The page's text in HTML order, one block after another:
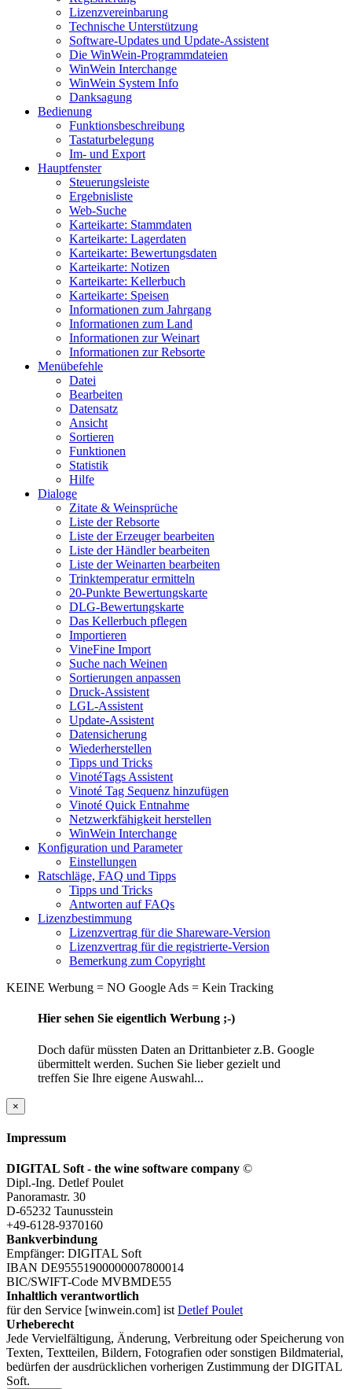
Lizenzvereinbarung
Technische Unterstützung
Software-Updates und Update-Assistent
Die WinWein-Programmdateien
WinWein Interchange
WinWein System Info
Danksagung
Bedienung
Funktionsbeschreibung
Tastaturbelegung
Im- und Export
Hauptfenster
Steuerungsleiste
Ergebnisliste
Web-Suche
Karteikarte: Stammdaten
Karteikarte: Lagerdaten
Karteikarte: Bewertungsdaten
Karteikarte: Notizen
Karteikarte: Kellerbuch
Karteikarte: Speisen
Informationen zum Jahrgang
Informationen zum Land
Informationen zur Weinart
Informationen zur Rebsorte
Menübefehle
Datei
Bearbeiten
Datensatz
Ansicht
Sortieren
Funktionen
Statistik
Hilfe
Dialoge
Zitate & Weinsprüche
Liste der Rebsorte
Liste der Erzeuger bearbeiten
Liste der Händler bearbeiten
Liste der Weinarten bearbeiten
Trinktemperatur ermitteln
20-Punkte Bewertungskarte
DLG-Bewertungskarte
Das Kellerbuch pflegen
Importieren
VineFine Import
Suche nach Weinen
Sortierungen anpassen
Druck-Assistent
LGL-Assistent
Update-Assistent
Datensicherung
Wiederherstellen
Tipps und Tricks
VinotéTags Assistent
Vinoté Tag Sequenz hinzufügen
Vinoté Quick Entnahme
Netzwerkfähigkeit herstellen
WinWein Interchange
Konfiguration und Parameter
Einstellungen
Ratschläge, FAQ und Tipps
Tipps und Tricks
Antworten auf FAQs
Lizenzbestimmung
Lizenzvertrag für die Shareware-Version
Lizenzvertrag für die registrierte-Version
Bemerkung zum Copyright
KEINE Werbung = NO Google Ads = Kein Tracking
Hier sehen Sie eigentlich Werbung ;-)
Doch dafür müssten Daten an Drittanbieter z.B. Google
übermittelt werden. Suchen Sie lieber gezielt und
treffen Sie Ihre eigene Auswahl...
×
Impressum
DIGITAL Soft - the wine software company ©
Dipl.-Ing. Detlef Poulet
Panoramastr. 30
D-65232 Taunusstein
+49-6128-9370160
Bankverbindung
Empfänger: DIGITAL Soft
IBAN DE95551900000007800014
BIC/SWIFT-Code MVBMDE55
Inhaltlich verantwortlich
für den Service [winwein.com] ist Detlef Poulet
Urheberecht
Jede Vervielfältigung, Änderung, Verbreitung oder Speicherung von
Texten, Textteilen, Bildern, Fotografien oder sonstigen Bildmaterial,
bedürfen der ausdrücklichen vorherigen Zustimmung der DIGITAL
Soft.